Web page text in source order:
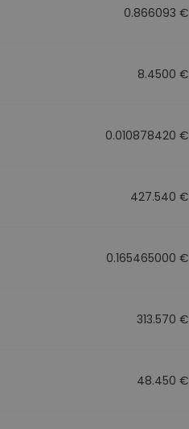
0.866093 €
8.4500 €
0.010878420 €
427.540 €
0.165465000 €
313.570 €
48.450 €